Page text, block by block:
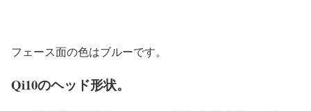
フェース面の色はブルーです。
Qi10のヘッド形状。